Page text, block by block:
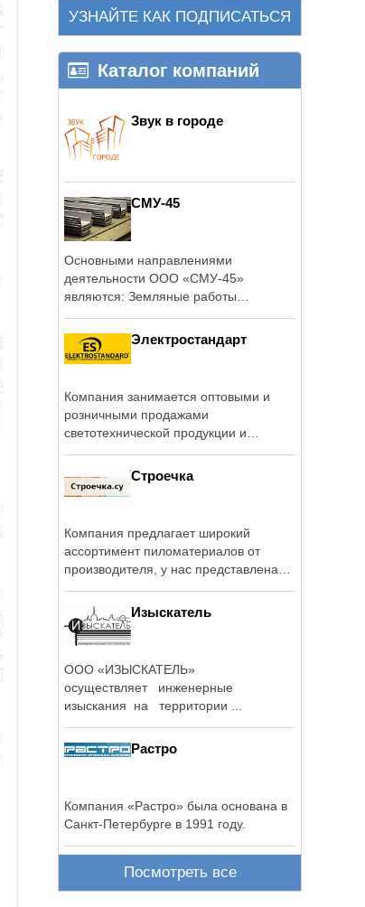
УЗНАЙТЕ КАК ПОДПИСАТЬСЯ
Каталог компаний
Звук в городе
СМУ-45
Основными направлениями
деятельности ООО «СМУ-45»
являются: Земляные работы
Электростандарт
Компания занимается оптовыми и
розничными продажами
светотехнической продукции и
Строечка
Компания предлагает широкий
ассортимент пиломатериалов от
производителя, у нас представлена
Изыскатель
ООО «ИЗЫСКАТЕЛЬ»
осуществляет инженерные
изыскания на территории ...
Растро
Компания «Растро» была основана в
Санкт-Петербурге в 1991 году.
Посмотреть все